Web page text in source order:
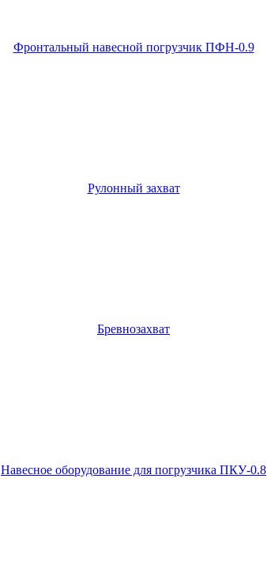
Фронтальный навесной погрузчик ПФН-0.9
Рулонный захват
Бревнозахват
Навесное оборудование для погрузчика ПКУ-0.8